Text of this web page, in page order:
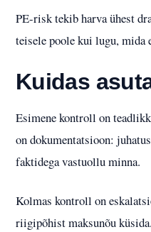
PE-risk tekib harva ühest
teisele poole kui lugu, mida
Kuidas
Esimene kontroll on
on dokumentatsioon:
faktidega vastuollu minna.
Kolmas kontroll on
riigipõhist maksunõu